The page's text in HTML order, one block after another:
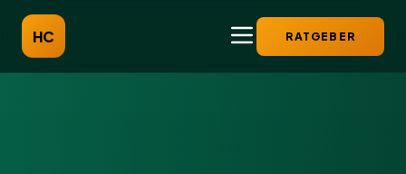
HC RATGEBER